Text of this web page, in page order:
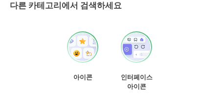
다른 카테고리에서 검색하세요
아이콘
인터페이스
아이콘